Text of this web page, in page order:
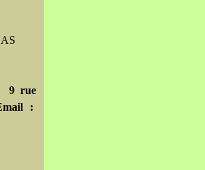
9 rue
: